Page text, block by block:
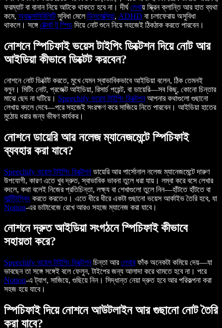
ফরম্যাট বা বানান নিয়ে আটকে থাকতে হবে না। দীর্ঘ লেখায় স্ক্রিন ক্লান্তি আর হাত ব্যথা
কমে, অ্যাক্সেসিবিলিটিসুবিধা মেলেডিসলেক্সিয়া, ADHD বা চলাফেরায় অসুবিধা
থাকলে। সঙ্গে টেক্সট টু স্পিচ দিয়ে নোট শুনে নিয়ে সহজেই ঠিকঠাক করতে পারবেন।
নোশনে স্পিচিফাই ভয়েস টাইপিং ডিক্টেশন দিয়ে নোট আর
আইডিয়া কীভাবে ডিক্টেট করবেন?
নোশনে নোট ডিক্টেট করতে, মুখে যেমন স্বাভাবিকভাবে আইডিয়া বলেন, ঠিক তেমনই
বলুন। মিটিং নোট, প্রজেক্ট আইডিয়া, রিসার্চ পয়েন্ট, বা ডায়েরি—সব কিছু, কোনো চিন্তার
মাঝে ছেদ না ঘটিয়ে। Speechify ভয়েস টাইপিং ডিক্টেশনআপনার কথাগুলো গুছানো
লেখায় বদলে দেবে—পরে সহজেই সংরক্ষণ করে সাজিয়ে নিতে পারবেন। আইডিয়া হাতের
মুঠোয় ধরার জন্য ভীষণ কার্যকর।
নোশনে ডায়েরি আর নলেজ ম্যানেজমেন্টে স্পিচিফাই
ব্যবহার করা যাবে?
Speechify ভয়েস টাইপিং ডিক্টেশনডায়েরি আর পার্সোনাল নলেজ ম্যানেজমেন্টে দারুণ
উপযোগী, কারণ এতে খুব দ্রুত, স্বাভাবিক ভাবনা তুলে ধরা যায়। লম্বা করে বসে লেখার
বদলে, কথা বলেই নিজের প্রতিচিন্তা, লক্ষ্য বা শেখাগুলো তুলে নিন—হাঁটতে হাঁটতে বা
মাল্টিটাস্কিং করতে করতেও। এতে ধীরে ধীরে একটা গুছানো ভয়েস আর্কাইভ তৈরি হবে, যা
Notion-এর ডাটাবেজে রেখে আরও সহজে ম্যানেজ করা যাবে।
নোশনে দ্রুত আইডিয়া সংগঠনে স্পিচিফাই কীভাবে
সহায়তা করে?
Speechify ভয়েস টাইপিং ডিক্টেশনচিন্তা আরলেখারফাঁক অনেকটা কমিয়ে দেয়—যা
ভাবছেন তা সঙ্গে সঙ্গেই বলে ফেলুন, টাইপের জন্য আলাদা করে থামতে হবে না। পরে
Notion-এ ট্যাগ, সাজিয়ে, গুছিয়ে নিন। সিদ্ধান্ত নেয়া দ্রুত হবে আর পরিকল্পনা করা
সহজ হয়ে যাবে।
স্পিচিফাই দিয়ে নোশনে আউটলাইন আর গুছানো নোট তৈরি
করা যাবে?